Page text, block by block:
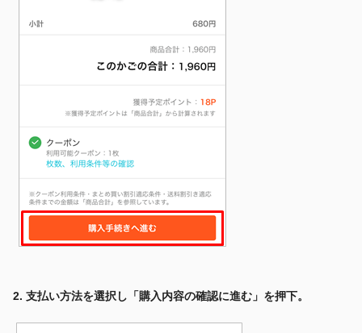
2. 支払い方法を選択し「購入内容の確認に進む」を押下。